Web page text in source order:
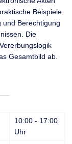
Beispiele
und Berechtigung
Die
Gesamtbild ab.
10:00 - 17:00
Uhr